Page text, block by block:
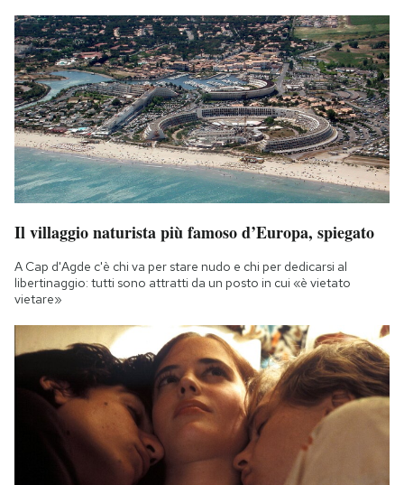
Il villaggio naturista più famoso d’Europa, spiegato
A Cap d'Agde c'è chi va per stare nudo e chi per dedicarsi al
libertinaggio: tutti sono attratti da un posto in cui «è vietato
vietare»